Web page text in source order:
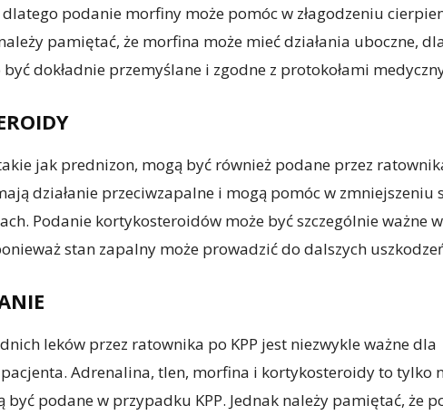
podanie morfiny może pomóc w złagodzeniu
pamiętać, że morfina może mieć działania uboczne,
dokładnie przemyślane i zgodne z protokołami
jak prednizon, mogą być również podane przez
działanie przeciwzapalne i mogą pomóc w zmniejszeniu
Podanie kortykosteroidów może być szczególnie ważne w
stan zapalny może prowadzić do dalszych
leków przez ratownika po KPP jest niezwykle ważne dla
Adrenalina, tlen, morfina i kortykosteroidy to tylko
być podane w przypadku KPP. Jednak należy pamiętać, że